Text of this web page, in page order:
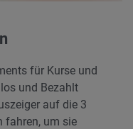
für Kurse und
und Bezahlt
auf die 3
fahren, um sie